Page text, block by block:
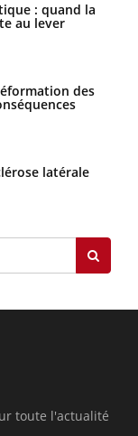
: quand la
au lever
des
latérale
toute l'actualité